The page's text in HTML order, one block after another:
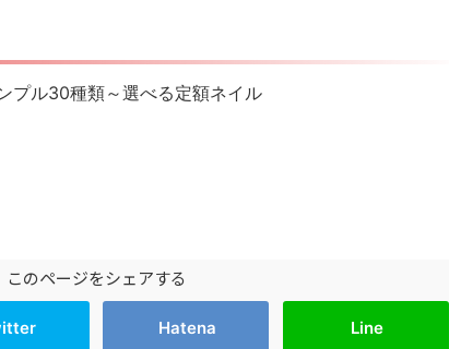
プル30種類～選べる定額ネイル
このページをシェアする
Hatena Line